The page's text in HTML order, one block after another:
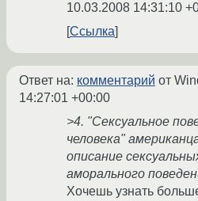
10.03.2008 14:31:10
Ссылка
Ответ на: комментарий от
14:27:01 +00:00
>4. "Сексуальное
человека"
описание
аморального
Хочешь узнать